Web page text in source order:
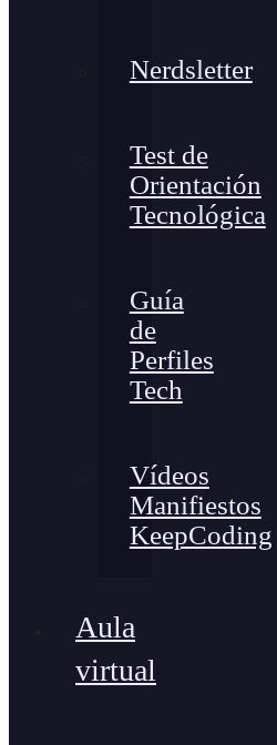
Nerdsletter
Test de
Orientación
Tecnológica
Guía
de
Perfiles
Tech
Vídeos
Manifiestos
KeepCoding
Aula
virtual